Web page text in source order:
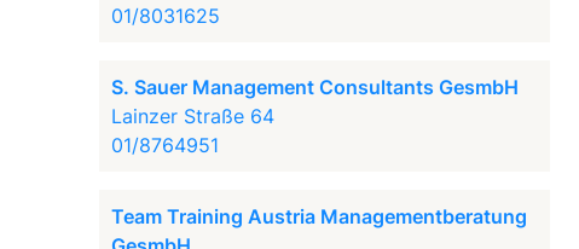
01/8031625
S. Sauer Management Consultants GesmbH
Lainzer Straße 64
01/8764951
Team Training Austria Managementberatung